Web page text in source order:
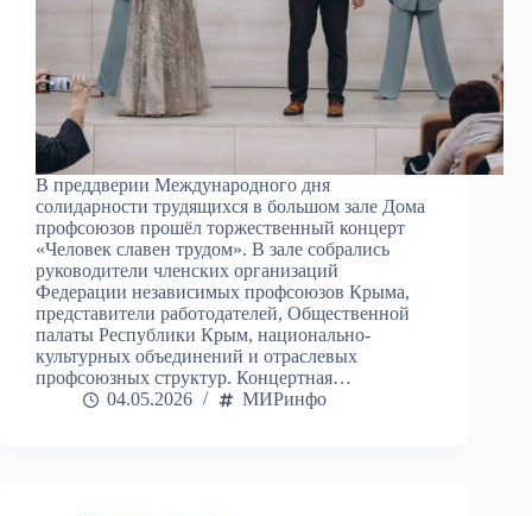
В преддверии Международного дня
солидарности трудящихся в большом зале Дома
профсоюзов прошёл торжественный концерт
«Человек славен трудом». В зале собрались
руководители членских организаций
Федерации независимых профсоюзов Крыма,
представители работодателей, Общественной
палаты Республики Крым, национально-
культурных объединений и отраслевых
профсоюзных структур. Концертная…
04.05.2026
МИРинфо